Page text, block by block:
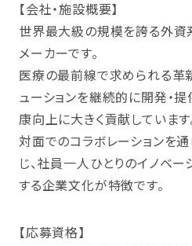
【会社・施設概要】
世界最大級の規模を誇る外資
メーカーです。
医療の最前線で求められる革
ューションを継続的に開発・
康向上に大きく貢献しています
対面でのコラボレーションを
じ、社員一人ひとりのイノベ
する企業文化が特徴です。
【応募資格】